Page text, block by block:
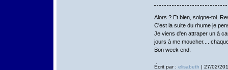
Alors ? Et bien, soigne-toi.
C'est la suite du rhume je
Je viens d'en attraper un à
jours à me moucher....
Bon week end.
Écrit par : elisabeth | 27/02/